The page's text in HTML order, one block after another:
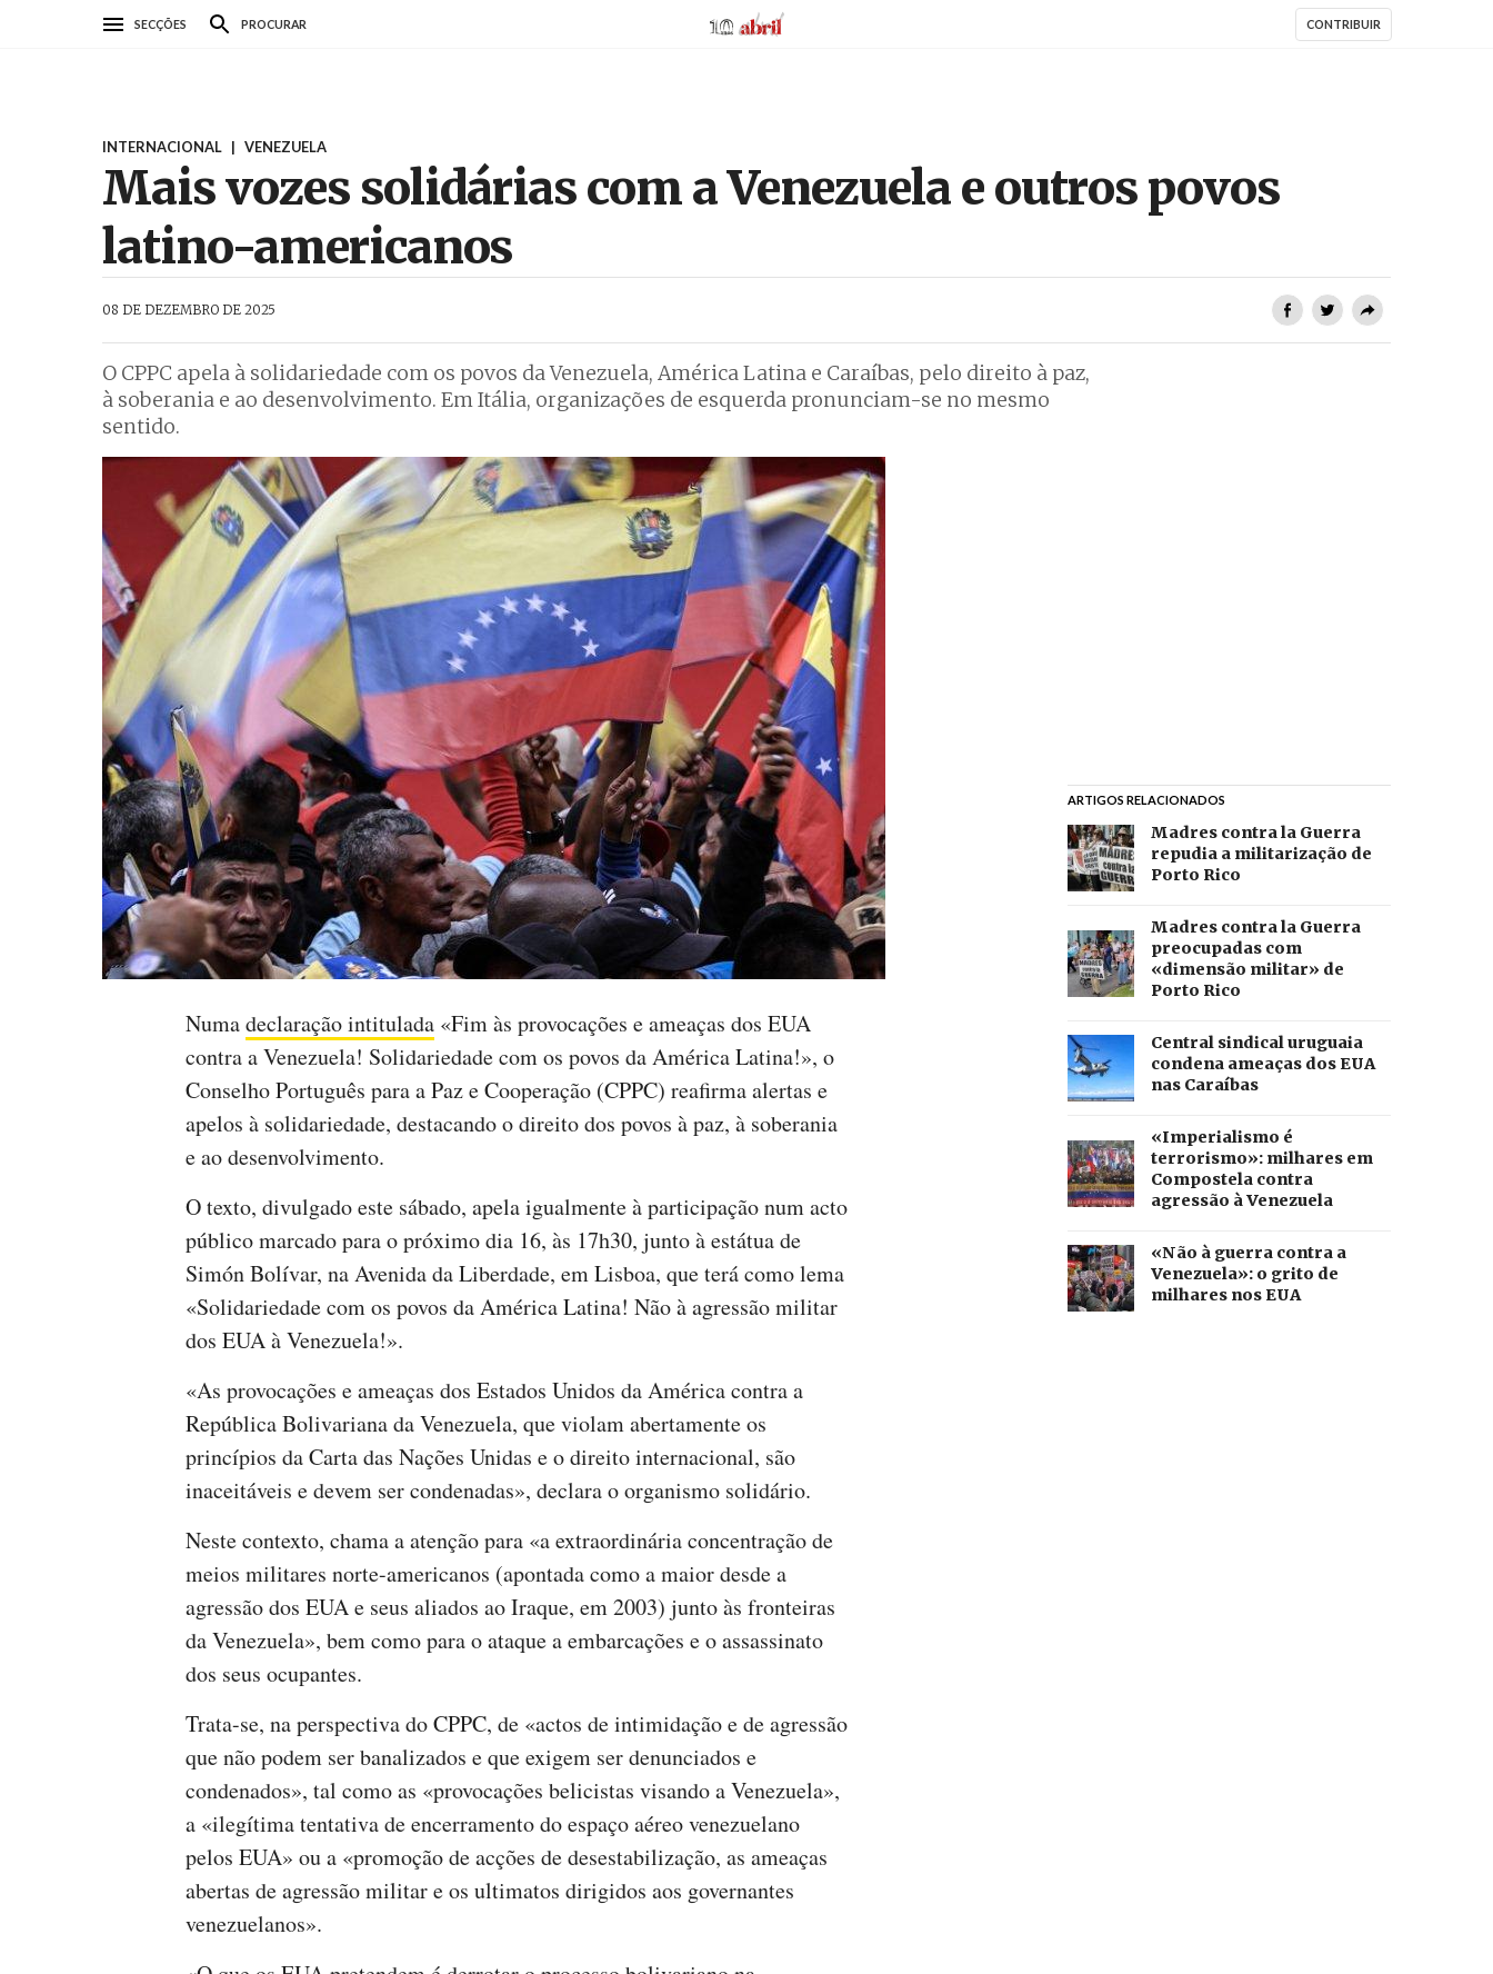
SECÇÕES PROCURAR AbrilAbril CONTRIBUIR
INTERNACIONAL | VENEZUELA
Mais vozes solidárias com a Venezuela e outros povos
latino-americanos
08 DE DEZEMBRO DE 2025
O CPPC apela à solidariedade com os povos da Venezuela, América Latina e Caraíbas, pelo direito à paz,
à soberania e ao desenvolvimento. Em Itália, organizações de esquerda pronunciam-se no mesmo
sentido.
Numadeclaração intitulada «Fim às provocações e ameaças dos EUA
contra a Venezuela! Solidariedade com os povos da América Latina!», o
Conselho Português para a Paz e Cooperação (CPPC) reafirma alertas e
apelos à solidariedade, destacando o direito dos povos à paz, à soberania
e ao desenvolvimento.
O texto, divulgado este sábado, apela igualmente à participação num acto
público marcado para o próximo dia 16, às 17h30, junto à estátua de
Simón Bolívar, na Avenida da Liberdade, em Lisboa, que terá como lema
«Solidariedade com os povos da América Latina! Não à agressão militar
dos EUA à Venezuela!».
«As provocações e ameaças dos Estados Unidos da América contra a
República Bolivariana da Venezuela, que violam abertamente os
princípios da Carta das Nações Unidas e o direito internacional, são
inaceitáveis e devem ser condenadas», declara o organismo solidário.
Neste contexto, chama a atenção para «a extraordinária concentração de
meios militares norte-americanos (apontada como a maior desde a
agressão dos EUA e seus aliados ao Iraque, em 2003) junto às fronteiras
da Venezuela», bem como para o ataque a embarcações e o assassinato
dos seus ocupantes.
Trata-se, na perspectiva do CPPC, de «actos de intimidação e de agressão
que não podem ser banalizados e que exigem ser denunciados e
condenados», tal como as «provocações belicistas visando a Venezuela»,
a «ilegítima tentativa de encerramento do espaço aéreo venezuelano
pelos EUA» ou a «promoção de acções de desestabilização, as ameaças
abertas de agressão militar e os ultimatos dirigidos aos governantes
venezuelanos».
ARTIGOS RELACIONADOS
Madres contra la Guerra
repudia a militarização de
Porto Rico
Madres contra la Guerra
preocupadas com
«dimensão militar» de
Porto Rico
Central sindical uruguaia
condena ameaças dos EUA
nas Caraíbas
«Imperialismo é
terrorismo»: milhares em
Compostela contra
agressão à Venezuela
«Não à guerra contra a
Venezuela»: o grito de
milhares nos EUA